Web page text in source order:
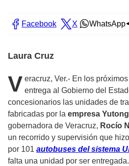
Facebook X WhatsApp
Laura Cruz
V eracruz, Ver.- En los
entrega al Gobierno del
concesionarios las unidades de
fabricadas por la empresa
gobernadora de Veracruz, Rocío
un recorrido y supervisión que
por 101 autobuses del sistema
falta una unidad por ser entregada.